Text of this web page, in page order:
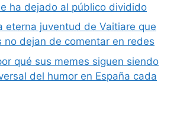
ha dejado al público dividido
eterna juventud de Vaitiare que
no dejan de comentar en redes
qué sus memes siguen siendo
del humor en España cada